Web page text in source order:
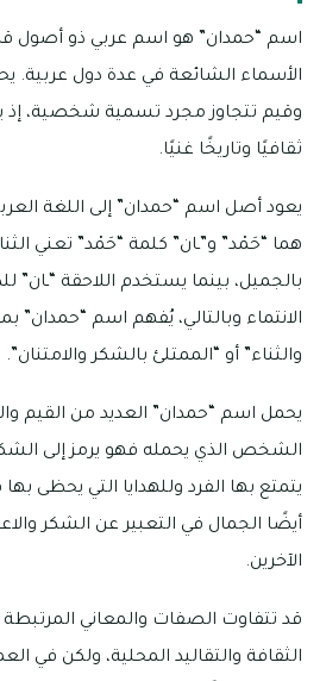
اسم “حمدان” هو اسم عربي ذو أصول
الأسماء الشائعة في عدة دول عربية.
وقيم تتجاوز مجرد تسمية شخصية، إذ
ثقافيًا وتاريخًا غنيًا.
يعود أصل اسم “حمدان” إلى اللغة
هما “حَمْد” و”ـان” كلمة “حَمْد” تعني
بالجميل، بينما يستخدم اللاحقة “ـان”
الانتماء وبالتالي، يُفهم اسم “حمدان”
والثناء” أو “الممتلئ بالشكر والامتنان”.
يحمل اسم “حمدان” العديد من القيم
الشخص الذي يحمله فهو يرمز إلى الشكر
يتمتع بها الفرد وللهدايا التي يحظى
أيضًا الجمال في التعبير عن الشكر
الآخرين.
قد تتفاوت الصفات والمعاني
الثقافة والتقاليد المحلية، ولكن في